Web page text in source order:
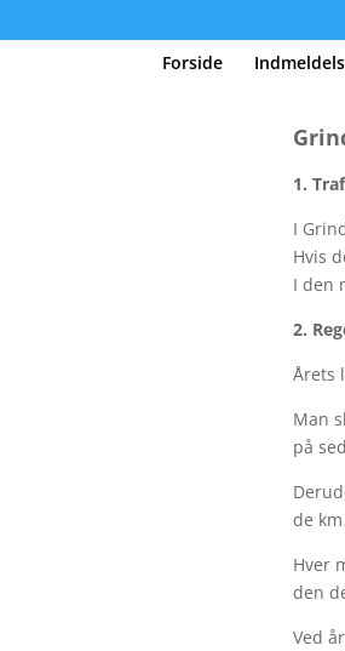
Forside
1.
I
Hvis
I den
2.
Årets
Man
på
de
Hver
den
Ved